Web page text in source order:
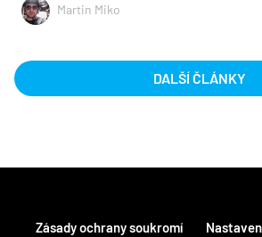
Martin Miko
DALŠÍ ČLÁNKY
Zásady ochrany soukromí